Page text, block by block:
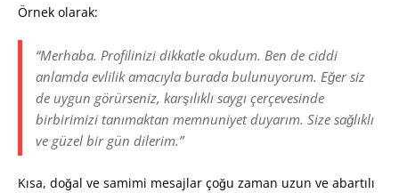
Örnek olarak:
“Merhaba. Profilinizi dikkatle okudum. Ben de ciddi
anlamda evlilik amacıyla burada bulunuyorum. Eğer siz
de uygun görürseniz, karşılıklı saygı çerçevesinde
birbirimizi tanımaktan memnuniyet duyarım. Size sağlıklı
ve güzel bir gün dilerim.”
Kısa, doğal ve samimi mesajlar çoğu zaman uzun ve abartılı